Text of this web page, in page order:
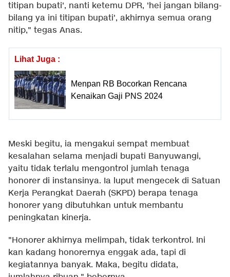
titipan bupati', nanti ketemu DPR, 'hei jangan bilang-
bilang ya ini titipan bupati', akhirnya semua orang
nitip," tegas Anas.
Lihat Juga :
Menpan RB Bocorkan Rencana
Kenaikan Gaji PNS 2024
Meski begitu, ia mengakui sempat membuat
kesalahan selama menjadi bupati Banyuwangi,
yaitu tidak terlalu mengontrol jumlah tenaga
honorer di instansinya. Ia luput mengecek di Satuan
Kerja Perangkat Daerah (SKPD) berapa tenaga
honorer yang dibutuhkan untuk membantu
peningkatan kinerja.
"Honorer akhirnya melimpah, tidak terkontrol. Ini
kan kadang honorernya enggak ada, tapi di
kegiatannya banyak. Maka, begitu didata,